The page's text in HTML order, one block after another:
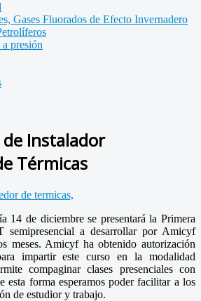
Gases Fluorados de Efecto Invernadero
presión
Instalador
Térmicas
de termicas,
14 de diciembre se presentará la Primera
a desarrollar por Amicyf
meses. Amicyf ha obtenido autorización
impartir este curso en la modalidad
compaginar clases presenciales con
esta forma esperamos poder facilitar a los
de estudior y trabajo.